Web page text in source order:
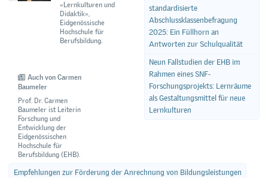
«Lernkulturen und
Didaktik»,
Eidgenössische
Hochschule für
Berufsbildung.
Auch von Carmen
Baumeler
Prof. Dr. Carmen
Baumeler ist Leiterin
Forschung und
Entwicklung der
Eidgenössischen
Hochschule für
Berufsbildung (EHB).
Empfehlungen zur Förderung der Anrechnung von Bildungsleistungen
standardisierte
Abschlussklassenbefragung
2025: Ein Füllhorn an
Antworten zur Schulqualität
Neun Fallstudien der EHB im
Rahmen eines SNF-
Forschungsprojekts: Lernräume
als Gestaltungsmittel für neue
Lernkulturen